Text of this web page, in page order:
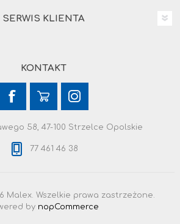
SERWIS KLIENTA
KONTAKT
58, 47-100 Strzelce Opolskie
77 461 46 38
Malex. Wszelkie prawa zastrzeżone.
by nopCommerce